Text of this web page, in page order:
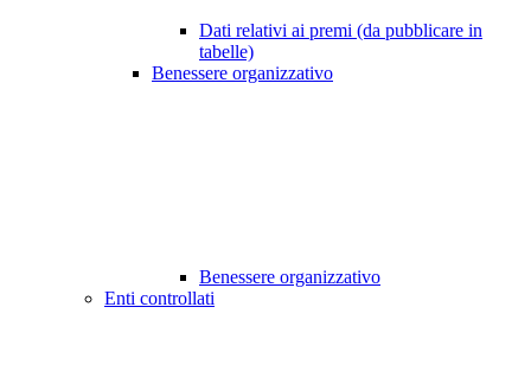
Dati relativi ai premi (da pubblicare in
tabelle)
Benessere organizzativo
Benessere organizzativo
Enti controllati